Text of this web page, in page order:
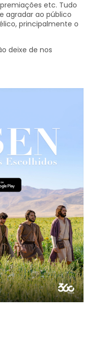
etc. Tudo
agradar ao público
principalmente o
deixe de nos